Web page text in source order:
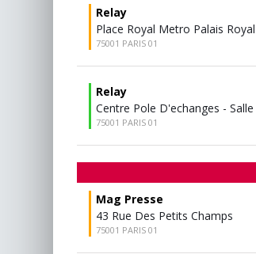
Relay
Place Royal Metro Palais Royal
75001 PARIS 01
Relay
Centre Pole D'echanges -
75001 PARIS 01
Mag Presse
43 Rue Des Petits Champs
75001 PARIS 01